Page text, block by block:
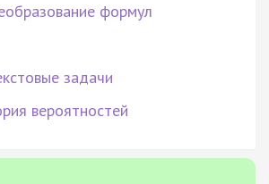
формул
задачи
вероятностей